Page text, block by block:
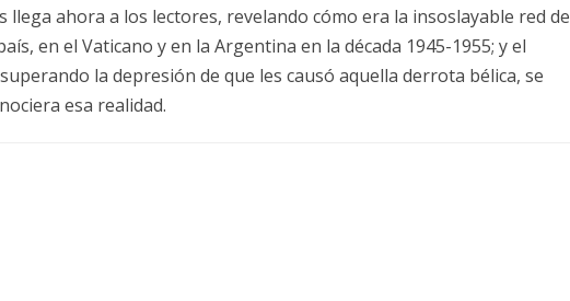
llega ahora a los lectores, revelando cómo era la insoslayable red de
en el Vaticano y en la Argentina en la década 1945-1955; y el
la depresión de que les causó aquella derrota bélica, se
esa realidad.